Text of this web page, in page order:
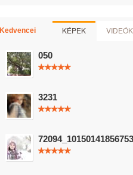
Kedvencei KÉPEK VIDEÓK
050
3231